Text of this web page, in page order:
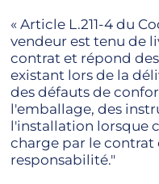
« Article L.211-4 du
vendeur est tenu de
contrat et répond
existant lors de la
des défauts de
l'emballage, des
l'installation lorsque
charge par le contrat
responsabilité."